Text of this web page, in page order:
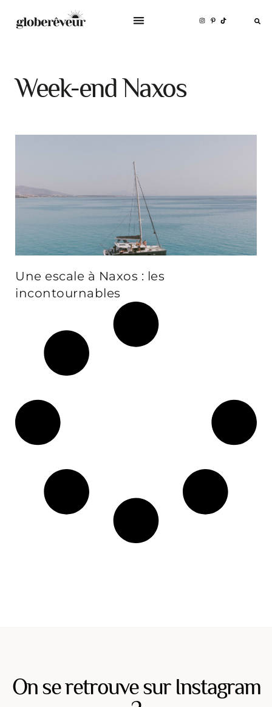
Week-end Naxos
Une escale à Naxos : les
incontournables
On se retrouve sur Instagram